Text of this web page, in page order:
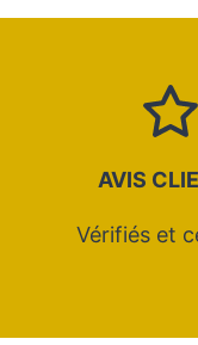
AVIS
Vérifiés et